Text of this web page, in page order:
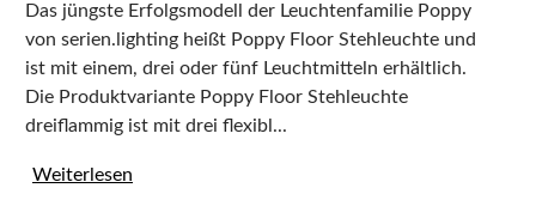
Das jüngste Erfolgsmodell der Leuchtenfamilie Poppy
von serien.lighting heißt Poppy Floor Stehleuchte und
ist mit einem, drei oder fünf Leuchtmitteln erhältlich.
Die Produktvariante Poppy Floor Stehleuchte
dreiflammig ist mit drei flexibl...
Weiterlesen